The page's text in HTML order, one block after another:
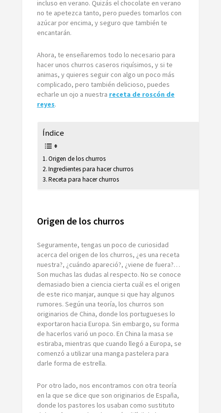
incluso en verano. Quizás el chocolate en verano
no te apetezca tanto, pero puedes tomarlos con
azúcar por encima, y seguro que también te
encantarán.
Ahora, te enseñaremos todo lo necesario para
hacer unos churros caseros riquísimos, y si te
animas, y quieres seguir con algo un poco más
complicado, pero también delicioso, puedes
echarle un ojo a nuestra receta de roscón de
reyes.
Índice
Origen de los churros
Ingredientes para hacer churros
Receta para hacer churros
Origen de los churros
Seguramente, tengas un poco de curiosidad
acerca del origen de los churros, ¿es una receta
nuestra?, ¿cuándo apareció?, ¿viene de fuera?…
Son muchas las dudas al respecto. No se conoce
demasiado bien a ciencia cierta cuál es el origen
de este rico manjar, aunque si que hay algunos
rumores. Según una teoría, los churros son
originarios de China, donde los portugueses lo
exportaron hacia Europa. Sin embargo, su forma
de hacerlos varió un poco. En China la masa se
estiraba, mientras que cuando llegó a Europa, se
comenzó a utilizar una manga pastelera para
darle forma de estrella.
Por otro lado, nos encontramos con otra teoría
en la que se dice que son originarios de España,
donde los pastores los usaban como sustituto